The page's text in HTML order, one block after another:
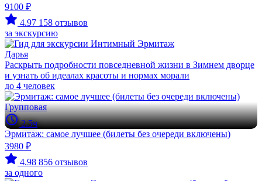
9100 ₽
4.97 158 отзывов
за экскурсию
Дарья
Раскрыть подробности повседневной жизни в Зимнем дворце
и узнать об идеалах красоты и нормах морали
до 4 человек
Групповая
2.5ч
Эрмитаж: самое лучшее (билеты без очереди включены)
3980 ₽
4.98 856 отзывов
за одного